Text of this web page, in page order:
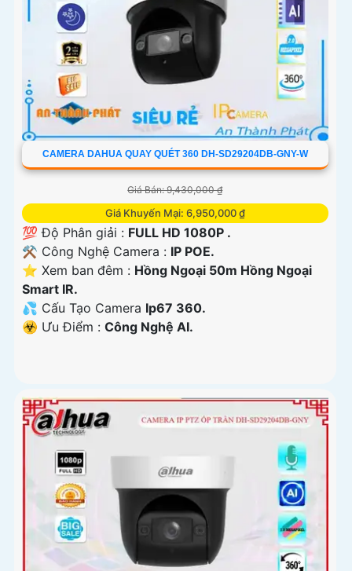
CAMERA DAHUA QUAY QUÉT 360 DH-SD29204DB-GNY-W
Giá Bán: 9,430,000 ₫
Giá Khuyến Mại: 6,950,000 ₫
💯 Độ Phân giải : FULL HD 1080P .
⚒ Công Nghệ Camera : IP POE.
⭐ Xem ban đêm : Hồng Ngoại 50m Hồng Ngoại
Smart IR.
💦 Cấu Tạo Camera Ip67 360.
️☣️ Ưu Điểm : Công Nghệ AI.